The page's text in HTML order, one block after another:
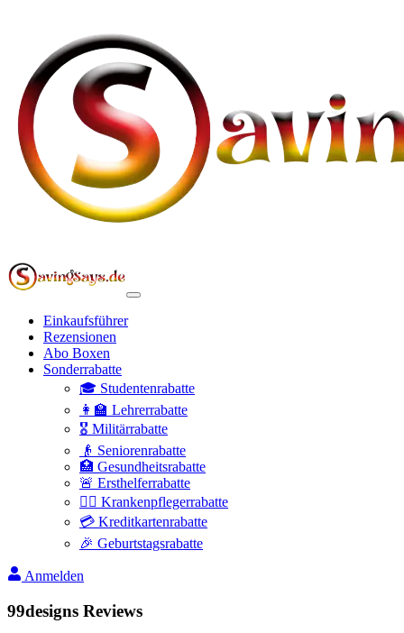
Einkaufsführer
Rezensionen
Abo Boxen
Sonderrabatte
🎓 Studentenrabatte
👩‍🏫 Lehrerrabatte
🎖️ Militärrabatte
👴 Seniorenrabatte
🏥 Gesundheitsrabatte
🚨 Ersthelferrabatte
👩‍⚕️ Krankenpflegerrabatte
💳 Kreditkartenrabatte
🎉 Geburtstagsrabatte
Anmelden
99designs Reviews